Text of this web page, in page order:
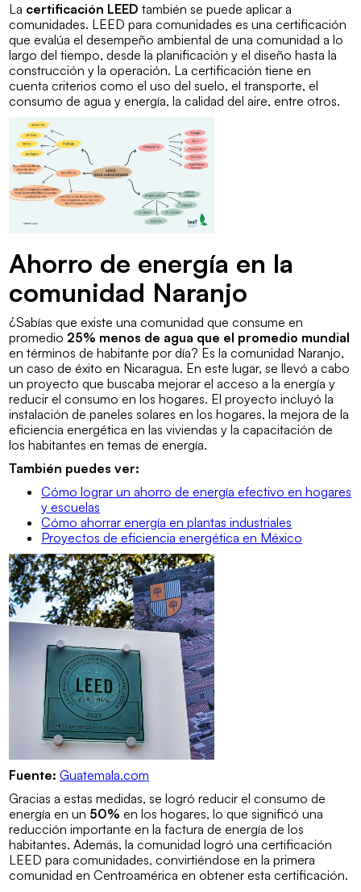
La certificación LEED también se puede aplicar a
comunidades. LEED para comunidades es una certificación
que evalúa el desempeño ambiental de una comunidad a lo
largo del tiempo, desde la planificación y el diseño hasta la
construcción y la operación. La certificación tiene en
cuenta criterios como el uso del suelo, el transporte, el
consumo de agua y energía, la calidad del aire, entre otros.
Ahorro de energía en la
comunidad Naranjo
¿Sabías que existe una comunidad que consume en
promedio 25% menos de agua que el promedio mundial
en términos de habitante por día? Es la comunidad Naranjo,
un caso de éxito en Nicaragua. En este lugar, se llevó a cabo
un proyecto que buscaba mejorar el acceso a la energía y
reducir el consumo en los hogares. El proyecto incluyó la
instalación de paneles solares en los hogares, la mejora de la
eficiencia energética en las viviendas y la capacitación de
los habitantes en temas de energía.
También puedes ver:
Cómo lograr un ahorro de energía efectivo en hogares
y escuelas
Cómo ahorrar energía en plantas industriales
Proyectos de eficiencia energética en México
Fuente: Guatemala.com
Gracias a estas medidas, se logró reducir el consumo de
energía en un 50% en los hogares, lo que significó una
reducción importante en la factura de energía de los
habitantes. Además, la comunidad logró una certificación
LEED para comunidades, convirtiéndose en la primera
comunidad en Centroamérica en obtener esta certificación.